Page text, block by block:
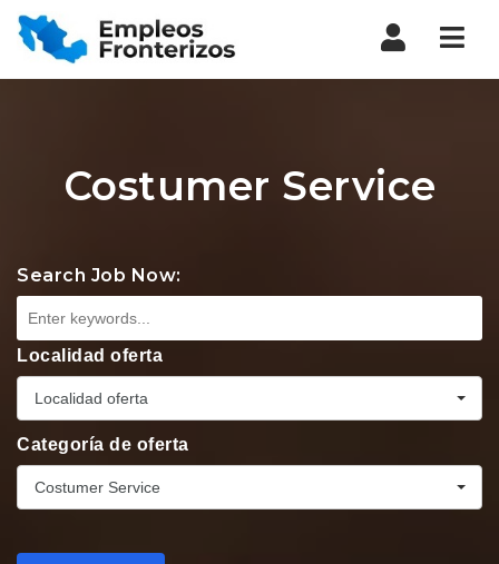
Costumer Service
Search Job Now:
Localidad oferta
Localidad oferta
Categoría de oferta
Costumer Service